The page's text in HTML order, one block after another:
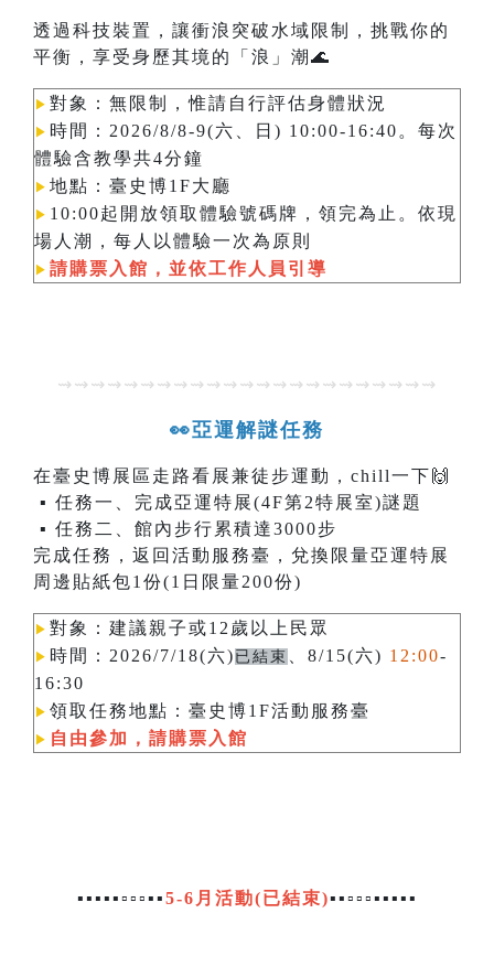
透過科技裝置，讓衝浪突破水域限制，挑戰你的
平衡，享受身歷其境的「浪」潮🌊
▶︎ 對象：無限制，惟請自行評估身體狀況
▶︎ 時間：2026/8/8-9(六、日) 10:00-16:40。每次
體驗含教學共4分鐘
▶︎ 地點：臺史博1F大廳
▶︎ 10:00起開放領取體驗號碼牌，領完為止。依現
場人潮，每人以體驗一次為原則​​​​​​
▶︎ 請購票入館，並依工作人員引導
⇝⇝⇝⇝⇝⇝⇝⇝⇝⇝⇝⇝⇝⇝⇝⇝⇝⇝⇝⇝⇝⇝⇝
👀亞運解謎任務
在臺史博展區走路看展兼徒步運動，chill一下🙌
▪ 任務一、完成亞運特展(4F第2特展室)謎題
▪ 任務二、館內步行累積達3000步
完成任務，返回活動服務臺，兌換限量亞運特展
周邊貼紙包1份(1日限量200份)
▶︎ 對象：建議親子或12歲以上民眾
▶︎ 時間：2026/7/18(六) 已結束 、8/15(六) 12:00-
16:30
▶︎ 領取任務地點：臺史博1F活動服務臺
▶︎ 自由參加，請購票入館
▪▪▪▪▪▫▫▫▪▪5-6月活動(已結束)▪▪▫▫▫▪▪▪▪▪